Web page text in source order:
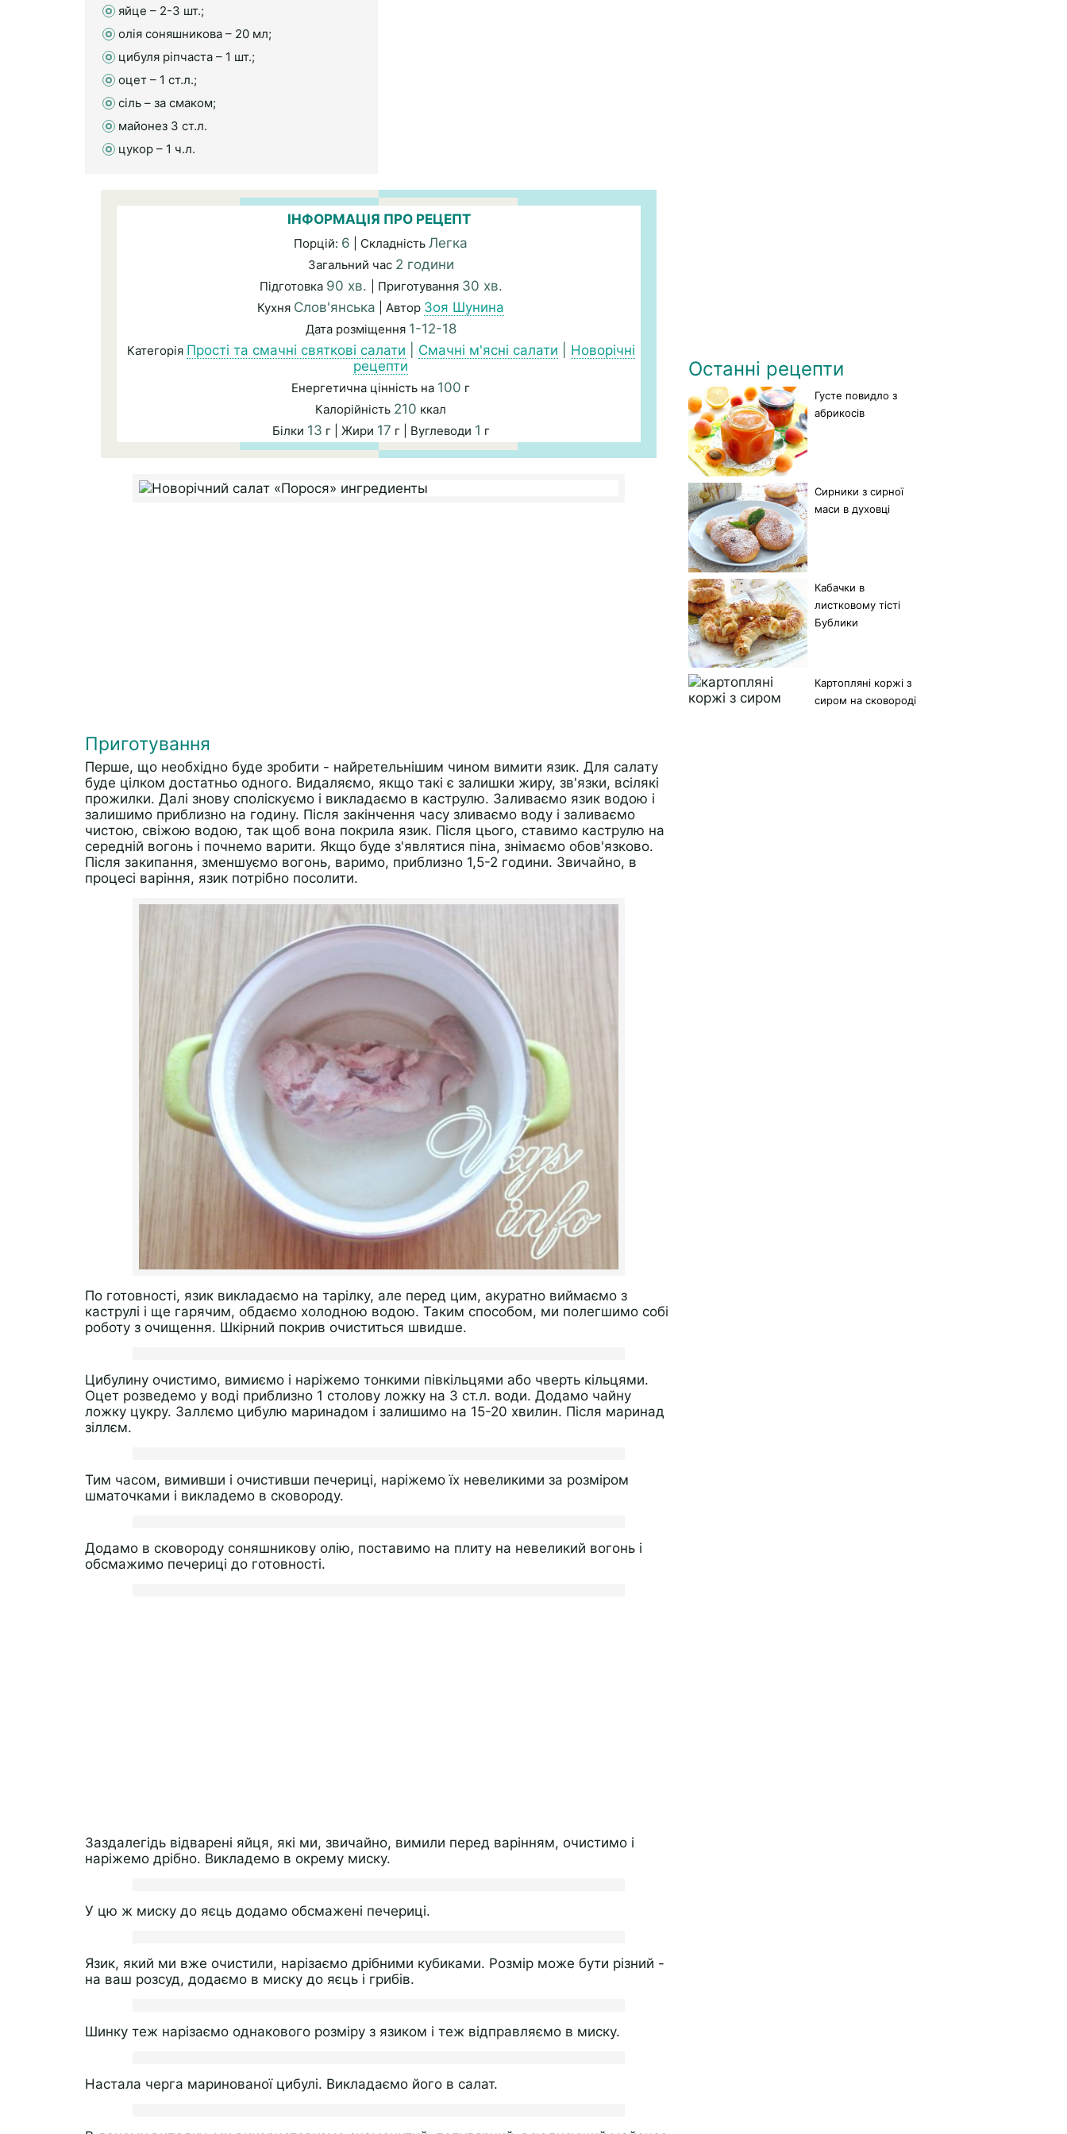
яйце – 2-3 шт.;
олія соняшникова – 20 мл;
цибуля ріпчаста – 1 шт.;
оцет – 1 ст.л.;
сіль – за смаком;
майонез 3 ст.л.
цукор – 1 ч.л.
ІНФОРМАЦІЯ ПРО РЕЦЕПТ
Порцій: 6 | Складність Легка
Загальний час 2 години
Підготовка 90 хв. | Приготування 30 хв.
Кухня Слов'янська | Автор Зоя Шунина
Дата розміщення 1-12-18
Категорія Прості та смачні святкові салати Смачні м'ясні салати
Новорічні
рецепти
Енергетична цінність на 100 г
Калорійність 210 ккал
Білки 13 г | Жири 17 г | Вуглеводи 1 г
Приготування
Перше, що необхідно буде зробити - найретельнішим чином вимити язик. Для салату
буде цілком достатньо одного. Видаляємо, якщо такі є залишки жиру, зв'язки, всілякі
прожилки. Далі знову споліскуємо і викладаємо в каструлю. Заливаємо язик водою і
залишимо приблизно на годину. Після закінчення часу зливаємо воду і заливаємо
чистою, свіжою водою, так щоб вона покрила язик. Після цього, ставимо каструлю на
середній вогонь і почнемо варити. Якщо буде з'являтися піна, знімаємо обов'язково.
Після закипання, зменшуємо вогонь, варимо, приблизно 1,5-2 години. Звичайно, в
процесі варіння, язик потрібно посолити.
По готовності, язик викладаємо на тарілку, але перед цим, акуратно виймаємо з
каструлі і ще гарячим, обдаємо холодною водою. Таким способом, ми полегшимо собі
роботу з очищення. Шкірний покрив очиститься швидше.
Цибулину очистимо, вимиємо і наріжемо тонкими півкільцями або чверть кільцями.
Оцет розведемо у воді приблизно 1 столову ложку на 3 ст.л. води. Додамо чайну
ложку цукру. Заллємо цибулю маринадом і залишимо на 15-20 хвилин. Після маринад
зіллєм.
Тим часом, вимивши і очистивши печериці, наріжемо їх невеликими за розміром
шматочками і викладемо в сковороду.
Додамо в сковороду соняшникову олію, поставимо на плиту на невеликий вогонь і
обсмажимо печериці до готовності.
Заздалегідь відварені яйця, які ми, звичайно, вимили перед варінням, очистимо і
наріжемо дрібно. Викладемо в окрему миску.
У цю ж миску до яєць додамо обсмажені печериці.
Язик, який ми вже очистили, нарізаємо дрібними кубиками. Розмір може бути різний -
на ваш розсуд, додаємо в миску до яєць і грибів.
Шинку теж нарізаємо однакового розміру з язиком і теж відправляємо в миску.
Настала черга маринованої цибулі. Викладаємо його в салат.
Останні рецепти
Густе повидло з
абрикосів
Сирники з сирної
маси в духовці
Кабачки в
листковому тісті
Бублики
Картопляні коржі з
сиром на сковороді